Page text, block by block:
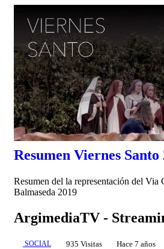
Resumen Viernes Santo
Resumen del la representación del Via
Balmaseda 2019
ArgimediaTV -
SOCIAL 935 Visitas
Hace 7 años